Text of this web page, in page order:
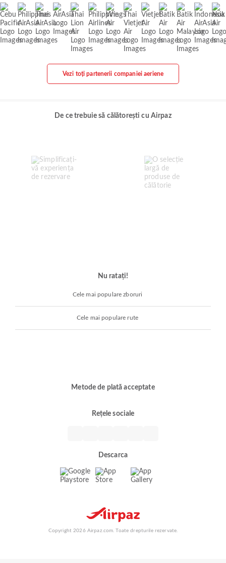
Vezi toți partenerii companiei aeriene
De ce trebuie să călătorești cu Airpaz
Nu ratați!
Cele mai populare zboruri
Cele mai populare rute
Metode de plată acceptate
Rețele sociale
Descarca
Copyright 2026 Airpaz.com. Toate drepturile rezervate.